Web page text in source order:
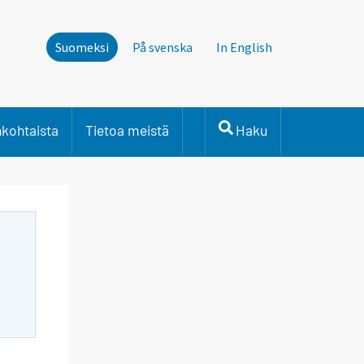
Suomeksi På svenska In English
Tietoa meistä Haku